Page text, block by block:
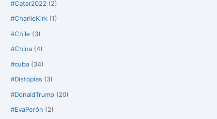
#Catar2022 (2)
#CharlieKirk (1)
#Chile (3)
#China (4)
#cuba (34)
#Distopías (3)
#DonaldTrump (20)
#EvaPerón (2)